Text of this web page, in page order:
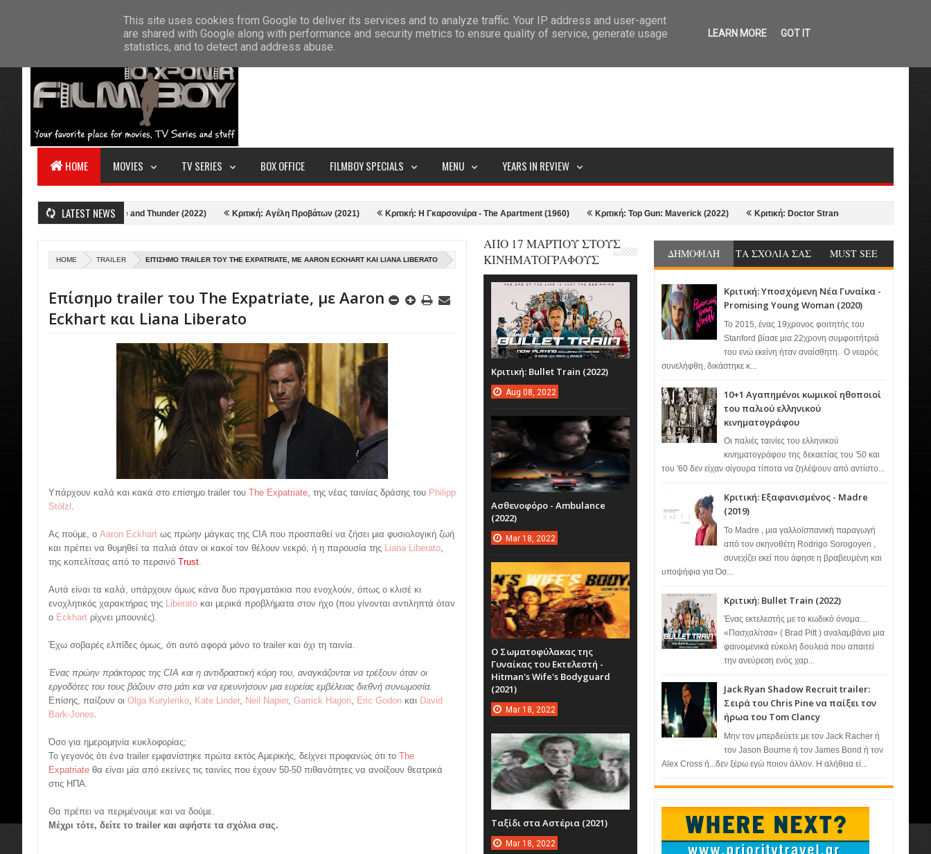
HOME ABOUT US CONTACT SITEMAP
HOME MOVIES TV SERIES BOX OFFICE FILMBOY SPECIALS MENU YEARS IN REVIEW
LATEST NEWS
Κριτική: Thor: Love and Thunder (2022) Κριτική: Αγέλη Προβάτων (2021) Κριτική: Η Γκαρσονιέρα - The Apartment (1960) Κριτική: Top Gun: Maverick (2022) Κριτική: Doctor Strange in the Multiverse of
HOME TRAILER ΕΠΊΣΗΜΟ TRAILER ΤΟΥ THE EXPATRIATE, ΜΕ AARON ECKHART ΚΑΙ LIANA LIBERATO
Επίσημο trailer του The Expatriate, με Aaron
Eckhart και Liana Liberato
Υπάρχουν καλά και κακά στο επίσημο trailer του The Expatriate, της νέας ταινίας δράσης του Philipp
Stölzl .
Ας πούμε, ο Aaron Eckhart ως πρώην μάγκας της CIA που προσπαθεί να ζήσει μια φυσιολογική ζωή
και πρέπει να θυμηθεί τα παλιά όταν οι κακοί τον θέλουν νεκρό, ή η παρουσία της Liana Liberato,
της κοπελίτσας από το περσινό Trust.
Αυτά είναι τα καλά, υπάρχουν όμως κάνα δυο πραγματάκια που ενοχλούν, όπως ο κλισέ κι
ενοχλητικός χαρακτήρας της Liberato και μερικά προβλήματα στον ήχο (που γίνονται αντιληπτά όταν
ο Eckhart ρίχνει μπουνιές).
Έχω σοβαρές ελπίδες όμως, ότι αυτό αφορά μόνο το trailer και όχι τη ταινία.
Ένας πρώην πράκτορας της CIA και η αντιδραστική κόρη του, αναγκάζονται να τρέξουν όταν οι
εργοδότες του τους βάζουν στο μάτι και να ερευνήσουν μια ευρείας εμβέλειας διεθνή συνωμοσία.
Επίσης, παίζουν οι Olga Kurylenko, Kate Linder, Neil Napier, Garrick Hagon, Eric Godon και David
Bark-Jones.
Όσο για ημερομηνία κυκλοφορίας;
Το γεγονός ότι ένα trailer εμφανίστηκε πρώτα εκτός Αμερικής, δείχνει προφανώς ότι το The
Expatriate θα είναι μία από εκείνες τις ταινίες που έχουν 50-50 πιθανότητες να ανοίξουν θεατρικά
στις ΗΠΑ.
Θα πρέπει να περιμένουμε και να δούμε.
Μέχρι τότε, δείτε το trailer και αφήστε τα σχόλια σας.
ΔΗΜΟΦΙΛΗ ΤΑ ΣΧΟΛΙΑ ΣΑΣ MUST SEE
Κριτική: Υποσχόμενη Νέα Γυναίκα -
Promising Young Woman (2020)
Το 2015, ένας 19χρονος φοιτητής του
Stanford βίασε μια 22χρονη συμφοιτήτριά
του ενώ εκείνη ήταν αναίσθητη. Ο νεαρός
συνελήφθη, δικάστηκε κ...
10+1 Αγαπημένοι κωμικοί ηθοποιοί
του παλιού ελληνικού
κινηματογράφου
Οι παλιές ταινίες του ελληνικού
κινηματογράφου της δεκαετίας του '50 και
του '60 δεν είχαν σίγουρα τίποτα να ζηλέψουν από αντίστο...
Κριτική: Εξαφανισμένος - Madre
(2019)
Το Madre , μια γαλλοϊσπανική παραγωγή
από τον σκηνοθέτη Rodrigo Sorogoyen ,
συνεχίζει εκεί που άφησε η βραβευμένη και
υποψήφια για Όσ...
Κριτική: Bullet Train (2022)
Ένας εκτελεστής με το κωδικό όνομα…
«Πασχαλίτσα» ( Brad Pitt ) αναλαμβάνει μια
φαινομενικά εύκολη δουλειά που απαιτεί
την ανεύρεση ενός χαρ...
Jack Ryan Shadow Recruit trailer:
Σειρά του Chris Pine να παίξει τον
ήρωα του Tom Clancy
Μην τον μπερδεύετε με τον Jack Racher ή
τον Jason Bourne ή τον James Bond ή τον
Alex Cross ή...δεν ξέρω εγώ ποιον άλλον. Η αλήθεια εί...
ΑΠΟ 17 ΜΑΡΤΙΟΥ ΣΤΟΥΣ
ΚΙΝΗΜΑΤΟΓΡΑΦΟΥΣ
Κριτική: Bullet Train (2022)
Aug 08, 2022
Ασθενοφόρο - Ambulance
(2022)
Mar 18, 2022
Ο Σωματοφύλακας της
Γυναίκας του Εκτελεστή -
Hitman's Wife's Bodyguard
(2021)
Mar 18, 2022
Ταξίδι στα Αστέρια (2021)
Mar 18, 2022
This site uses cookies from Google to deliver its services and to analyze traffic. Your IP address and user-agent
are shared with Google along with performance and security metrics to ensure quality of service, generate usage
statistics, and to detect and address abuse.
LEARN MORE GOT IT